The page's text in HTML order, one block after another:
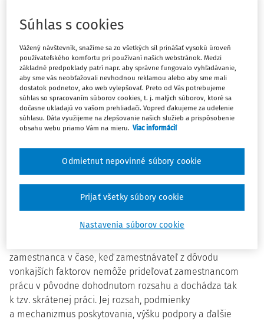
zárobkovo činným osobám (SZČO) v mimoriadnych,
faktorov dochádza k významne negatívnym vplyvom na
pracovné miesta. Na účely skrátenej práce by sa mal
zaviesť nový poistný fond Sociálnej poisťovne.
Predbežná informácia k návrhu zákona bola zverejnená
na legislatívno-právnom portáli Slov-lex.
režimu skrátenej pracovnej práce 'kurzarbeit' do
slovenského právneho poriadku. Podľa rezortu práce
vznikla dôvodná potreba ukotviť v slovenskom právnom
poriadku stály, stabilný a samostatným zákonom
ustanovený nástroj pasívnej politiky trhu práce umožňujúci
právne nárokovú podporu, ktorá bude účelovo
zamestnanca v čase, keď zamestnávateľ z dôvodu
vonkajších faktorov nemôže prideľovať zamestnancom
prácu v pôvodne dohodnutom rozsahu a dochádza tak
k tzv. skrátenej práci. Jej rozsah, podmienky
a mechanizmus poskytovania, výšku podpory a ďalšie
Súhlas s cookies
Vážený návštevník, snažíme sa zo všetkých síl prinášať vysokú úroveň
používateľského komfortu pri používaní našich webstránok. Medzi
základné predpoklady patrí napr. aby správne fungovalo vyhľadávanie,
aby sme vás neobťažovali nevhodnou reklamou alebo aby sme mali
dostatok podnetov, ako web vylepšovať. Preto od Vás potrebujeme
súhlas so spracovaním súborov cookies, t. j. malých súborov, ktoré sa
dočasne ukladajú vo vašom prehliadači. Vopred ďakujeme za udelenie
súhlasu. Dáta využijeme na zlepšovanie našich služieb a prispôsobenie
obsahu webu priamo Vám na mieru. Viac informácií
Nastavenia súborov cookie
Odmietnut nepovinné súbory cookie
Prijať všetky súbory cookie